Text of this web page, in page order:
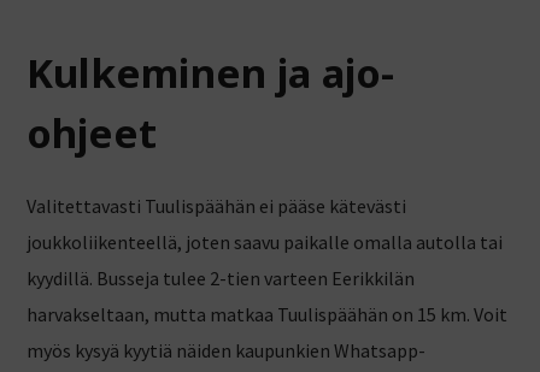
Kulkeminen ja ajo-
ohjeet
Valitettavasti Tuulispäähän ei pääse kätevästi
joukkoliikenteellä, joten saavu paikalle omalla autolla tai
kyydillä. Busseja tulee 2-tien varteen Eerikkilän
harvakseltaan, mutta matkaa Tuulispäähän on 15 km. Voit
myös kysyä kyytiä näiden kaupunkien Whatsapp-